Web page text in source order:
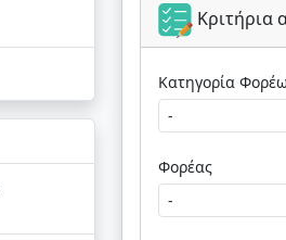
Κριτήρια
Κατηγορία
Φορέας